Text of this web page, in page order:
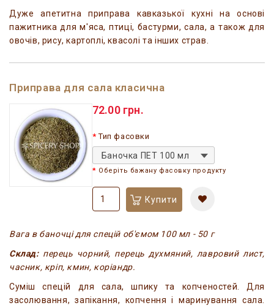
Дуже апетитна приправа кавказької кухні на основі
пажитника для м'яса, птиці, бастурми, сала, а також для
овочів, рису, картоплі, квасолі та інших страв.
Приправа для сала класична
72.00 грн.
Тип фасовки
Баночка ПЕТ 100 мл
Оберіть бажану фасовку продукту
Купити
Вага в баночці для спецій об'ємом 100 мл - 50 г
Склад:перець чорний, перець духмяний, лавровий лист,
часник, кріп, кмин, коріандр.
Суміш спецій для сала, шпику та копченостей. Для
засолювання, запікання, копчення і маринування сала.